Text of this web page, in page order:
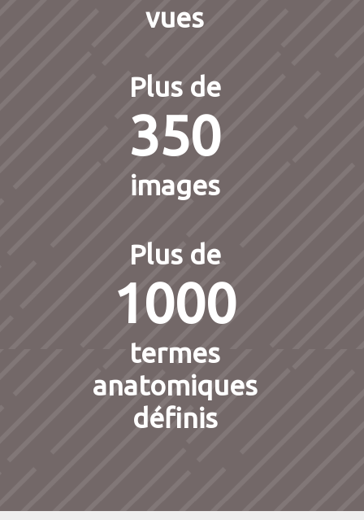
vues
Plus de
350
images
Plus de
1000
termes
anatomiques
définis